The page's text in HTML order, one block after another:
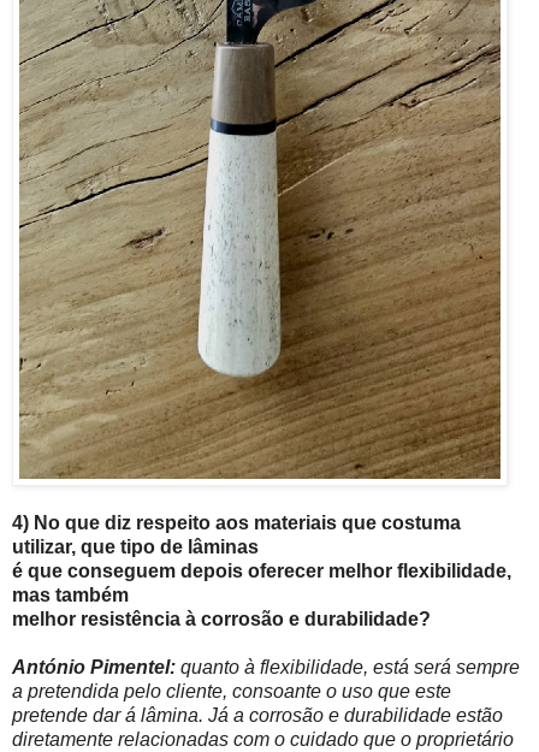
4) No que diz respeito aos materiais que costuma
utilizar, que tipo de lâminas
é que conseguem depois oferecer melhor flexibilidade,
mas também
melhor resistência à corrosão e durabilidade?
António Pimentel: quanto à flexibilidade, está será sempre
a pretendida pelo cliente, consoante o uso que este
pretende dar á lâmina. Já a corrosão e durabilidade estão
diretamente relacionadas com o cuidado que o proprietário